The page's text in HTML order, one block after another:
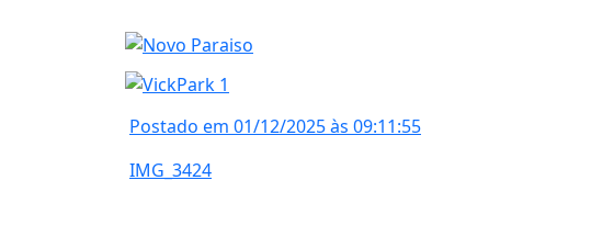
Postado em 01/12/2025 às 09:11:55
IMG_3424